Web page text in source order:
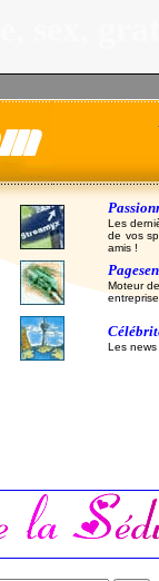
Les
de vos
amis !
Moteur
Les